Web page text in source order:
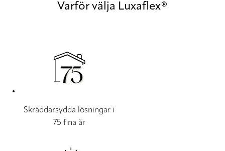
Varför välja Luxaflex®
Skräddarsydda lösningar i
75 fina år